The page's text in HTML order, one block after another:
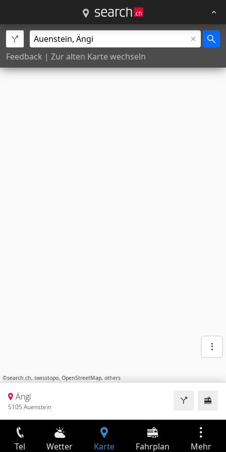
Feedback | Zur alten Karte wechseln
©search.ch, swisstopo, OpenStreetMap, others
Ängi
5105 Auenstein
Tel Wetter Karte Fahrplan Mehr